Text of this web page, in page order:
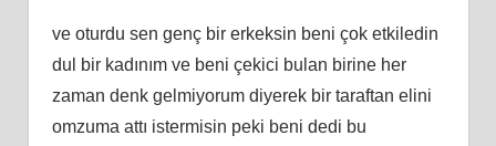
ve oturdu sen genç bir erkeksin beni çok etkiledin
dul bir kadınım ve beni çekici bulan birine her
zaman denk gelmiyorum diyerek bir taraftan elini
omzuma attı istermisin peki beni dedi bu